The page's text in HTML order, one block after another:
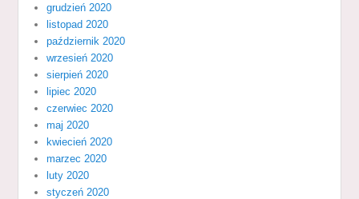
grudzień 2020
listopad 2020
październik 2020
wrzesień 2020
sierpień 2020
lipiec 2020
czerwiec 2020
maj 2020
kwiecień 2020
marzec 2020
luty 2020
styczeń 2020